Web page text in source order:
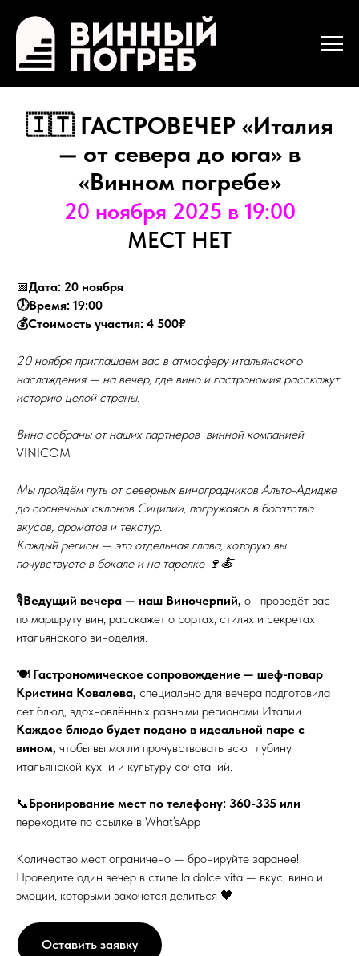
🇮🇹 ГАСТРОВЕЧЕР «Италия
— от севера до юга» в
«Винном погребе»
20 ноября 2025 в 19:00
МЕСТ НЕТ
📅Дата: 20 ноября
🕖Время: 19:00
💰Стоимость участия: 4 500₽
20 ноября приглашаем вас в атмосферу итальянского
наслаждения — на вечер, где вино и гастрономия расскажут
историю целой страны.
Вина собраны от наших партнеров винной компанией
VINICOM
Мы пройдём путь от северных виноградников Альто-Адидже
до солнечных склонов Сицилии, погружаясь в богатство
вкусов, ароматов и текстур.
Каждый регион — это отдельная глава, которую вы
почувствуете в бокале и на тарелке 🍷🍝
🎙️Ведущий вечера — наш Виночерпий, он проведёт вас
по маршруту вин, расскажет о сортах, стилях и секретах
итальянского виноделия.
🍽️ Гастрономическое сопровождение — шеф-повар
Кристина Ковалева, специально для вечера подготовила
сет блюд, вдохновлённых разными регионами Италии.
Каждое блюдо будет подано в идеальной паре с
вином, чтобы вы могли прочувствовать всю глубину
итальянской кухни и культуру сочетаний.
📞Бронирование мест по телефону: 360-335 или
переходите по ссылке в What’sApp
Количество мест ограничено — бронируйте заранее!
Проведите один вечер в стиле la dolce vita — вкус, вино и
эмоции, которыми захочется делиться 🖤
Оставить заявку